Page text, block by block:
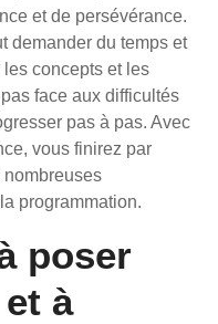
et de persévérance.
demander du temps et
concepts et les
face aux difficultés
pas à pas. Avec
vous finirez par
nombreuses
programmation.
poser
à